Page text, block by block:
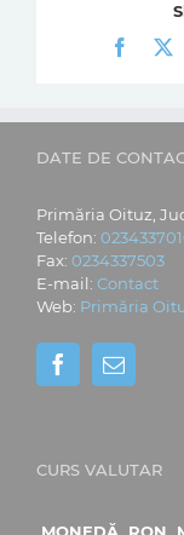
DATE DE
Primăria Oituz,
Telefon:
Fax: 0234337503
E-mail: Contact
Web: Primăria
CURS VALUTAR